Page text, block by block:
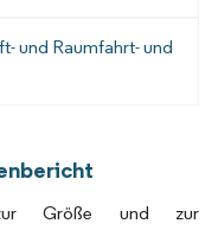
und Raumfahrt- und
Größe und zur